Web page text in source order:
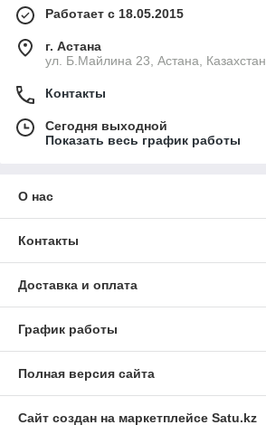
Работает с 18.05.2015
г. Астана
ул. Б.Майлина 23, Астана, Казахстан
Контакты
Сегодня выходной
Показать весь график работы
О нас
Контакты
Доставка и оплата
График работы
Полная версия сайта
Сайт создан на маркетплейсе Satu.kz